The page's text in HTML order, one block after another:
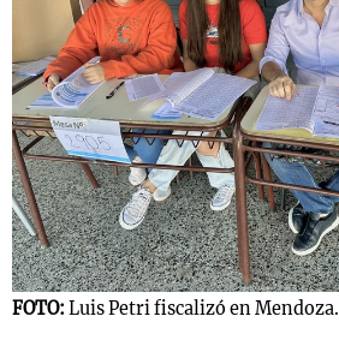
FOTO: Luis Petri fiscalizó en Mendoza.
Notas
Mundial 2026